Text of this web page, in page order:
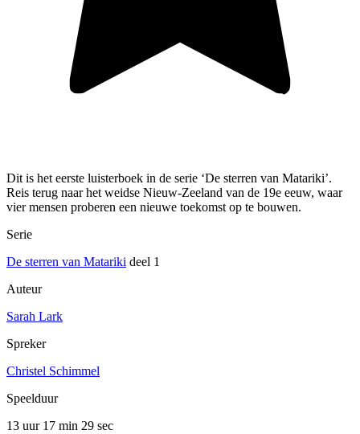
Dit is het eerste luisterboek in de serie ‘De sterren van Matariki’.
Reis terug naar het weidse Nieuw-Zeeland van de 19e eeuw, waar
vier mensen proberen een nieuwe toekomst op te bouwen.
Serie
De sterren van Matariki deel 1
Auteur
Sarah Lark
Spreker
Christel Schimmel
Speelduur
13 uur 17 min 29 sec